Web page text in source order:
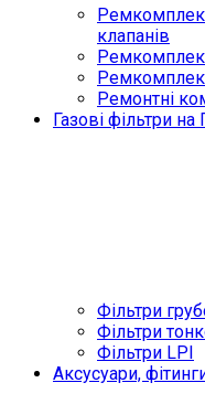
клапанів
Ремонтні
Газові фільтри
Фільтри
Фільтри
Фільтри LPI
Аксусуари,